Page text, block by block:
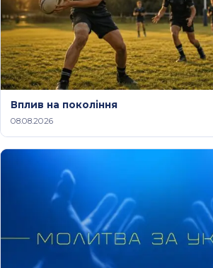
Вплив на покоління
08.08.2026